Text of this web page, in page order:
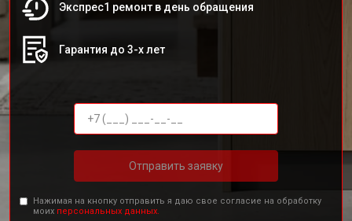
Экспрес1 ремонт в день обращения
Гарантия до 3-х лет
Отправить заявку
Нажимая на кнопку отправить я даю свое согласие на обработку
моих персональных данных.